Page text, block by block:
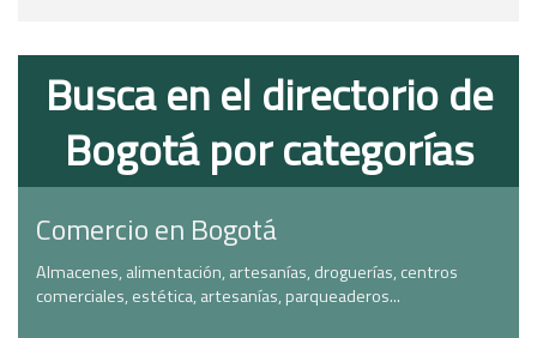
Busca en el directorio de
Bogotá por categorías
Comercio en Bogotá
Almacenes, alimentación, artesanías, droguerías, centros
comerciales, estética, artesanías, parqueaderos...